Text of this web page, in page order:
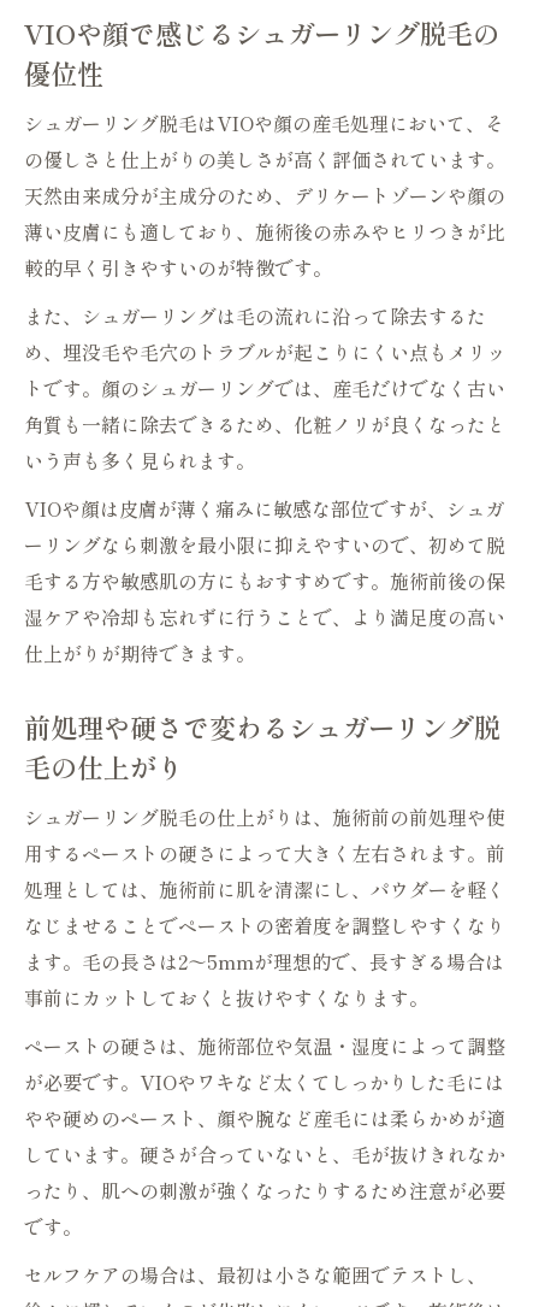
VIOや顔で感じるシュガーリング脱毛の
優位性
シュガーリング脱毛はVIOや顔の産毛処理において、そ
の優しさと仕上がりの美しさが高く評価されています。
天然由来成分が主成分のため、デリケートゾーンや顔の
薄い皮膚にも適しており、施術後の赤みやヒリつきが比
較的早く引きやすいのが特徴です。
また、シュガーリングは毛の流れに沿って除去するた
め、埋没毛や毛穴のトラブルが起こりにくい点もメリッ
トです。顔のシュガーリングでは、産毛だけでなく古い
角質も一緒に除去できるため、化粧ノリが良くなったと
いう声も多く見られます。
VIOや顔は皮膚が薄く痛みに敏感な部位ですが、シュガ
ーリングなら刺激を最小限に抑えやすいので、初めて脱
毛する方や敏感肌の方にもおすすめです。施術前後の保
湿ケアや冷却も忘れずに行うことで、より満足度の高い
仕上がりが期待できます。
前処理や硬さで変わるシュガーリング脱
毛の仕上がり
シュガーリング脱毛の仕上がりは、施術前の前処理や使
用するペーストの硬さによって大きく左右されます。前
処理としては、施術前に肌を清潔にし、パウダーを軽く
なじませることでペーストの密着度を調整しやすくなり
ます。毛の長さは2～5mmが理想的で、長すぎる場合は
事前にカットしておくと抜けやすくなります。
ペーストの硬さは、施術部位や気温・湿度によって調整
が必要です。VIOやワキなど太くてしっかりした毛には
やや硬めのペースト、顔や腕など産毛には柔らかめが適
しています。硬さが合っていないと、毛が抜けきれなか
ったり、肌への刺激が強くなったりするため注意が必要
です。
セルフケアの場合は、最初は小さな範囲でテストし、